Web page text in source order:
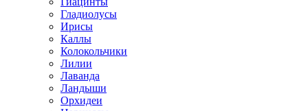
Гладиолусы
Ирисы
Каллы
Колокольчики
Лилии
Лаванда
Ландыши
Орхидеи